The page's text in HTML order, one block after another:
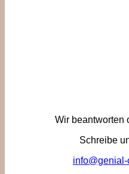
Wir beantworten
Schreibe